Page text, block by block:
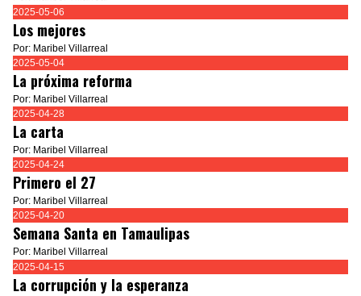
2025-05-06
Los mejores
Por: Maribel Villarreal
2025-05-04
La próxima reforma
Por: Maribel Villarreal
2025-04-28
La carta
Por: Maribel Villarreal
2025-04-24
Primero el 27
Por: Maribel Villarreal
2025-04-20
Semana Santa en Tamaulipas
Por: Maribel Villarreal
2025-04-15
La corrupción y la esperanza